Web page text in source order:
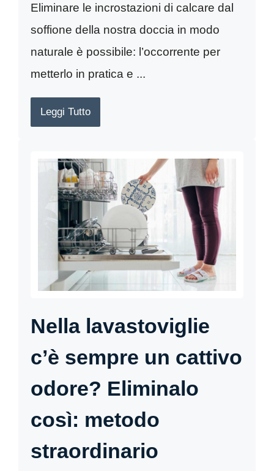
Eliminare le incrostazioni di calcare dal
soffione della nostra doccia in modo
naturale è possibile: l’occorrente per
metterlo in pratica e ...
Leggi Tutto
Nella lavastoviglie
c’è sempre un cattivo
odore? Eliminalo
così: metodo
straordinario